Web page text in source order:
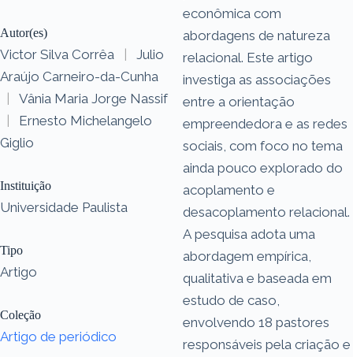
Autor(es)
Victor Silva Corrêa |
Julio
Araújo Carneiro-da-Cunha
|
Vânia Maria Jorge Nassif
|
Ernesto Michelangelo
Giglio
Instituição
Universidade Paulista
Tipo
Artigo
Coleção
Artigo de periódico
econômica com
abordagens de natureza
relacional. Este artigo
investiga as associações
entre a orientação
empreendedora e as redes
sociais, com foco no tema
ainda pouco explorado do
acoplamento e
desacoplamento relacional.
A pesquisa adota uma
abordagem empírica,
qualitativa e baseada em
estudo de caso,
envolvendo 18 pastores
responsáveis pela criação e